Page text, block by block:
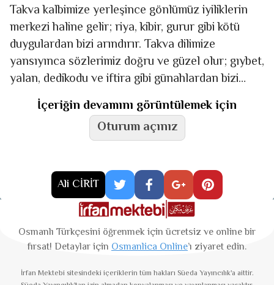
Takva kalbimize yerleşince gönlümüz iyiliklerin
merkezi haline gelir; riya, kibir, gurur gibi kötü
duygulardan bizi arındırır. Takva dilimize
yansıyınca sözlerimiz doğru ve güzel olur; gıybet,
yalan, dedikodu ve iftira gibi günahlardan bizi
uzak tutar. Takva
İçeriğin devamını görüntülemek için
Oturum açınız
Ali CİRİT
Osmanlı Türkçesini öğrenmek için ücretsiz ve online bir
fırsat! Detaylar için Osmanlica Online’ı ziyaret edin.
İrfan Mektebi sitesindeki içeriklerin tüm hakları Süeda Yayıncılık'a aittir.